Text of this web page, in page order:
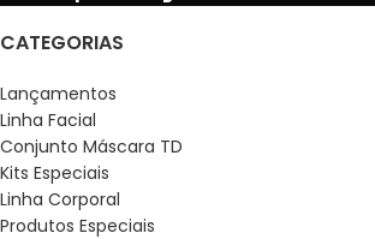
CATEGORIAS
Lançamentos
Linha Facial
Conjunto Máscara TD
Kits Especiais
Linha Corporal
Produtos Especiais